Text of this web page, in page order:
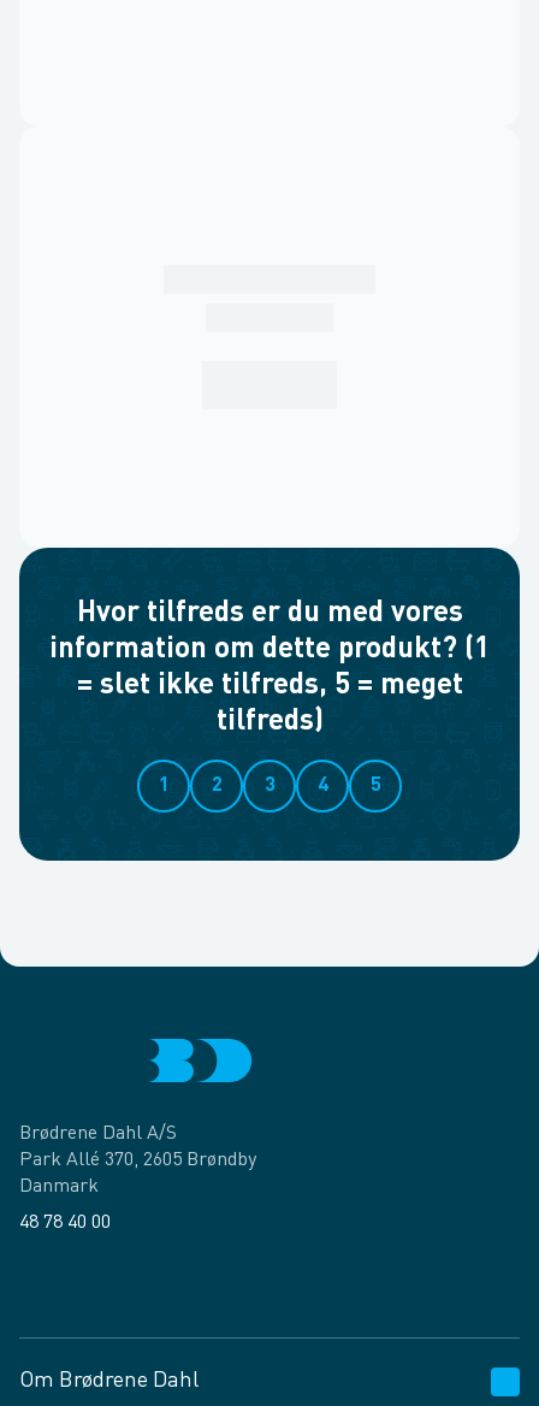
Hvor tilfreds er du med vores
information om dette produkt? (1
= slet ikke tilfreds, 5 = meget
tilfreds)
1 2 3 4 5
Brødrene Dahl A/S
Park Allé 370, 2605 Brøndby
Danmark
48 78 40 00
Om Brødrene Dahl